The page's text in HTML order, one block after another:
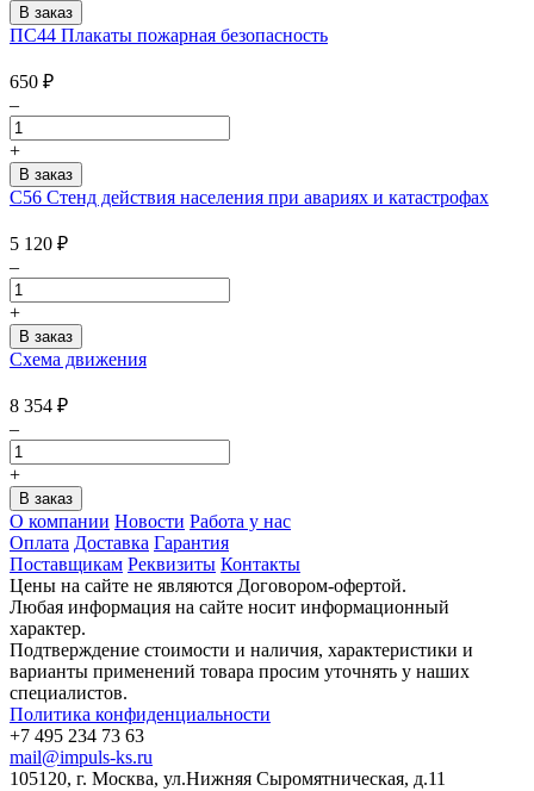
ПС44 Плакаты пожарная безопасность
650 ₽
–
+
С56 Стенд действия населения при авариях и катастрофах
5 120 ₽
–
+
Схема движения
8 354 ₽
–
+
О компании Новости Работа у нас
Оплата Доставка Гарантия
Поставщикам Реквизиты Контакты
Цены на сайте не являются Договором-офертой.
Любая информация на сайте носит информационный
характер.
Подтверждение стоимости и наличия, характеристики и
варианты применений товара просим уточнять у наших
специалистов.
Политика конфиденциальности
+7 495 234 73 63
mail@impuls-ks.ru
105120, г. Москва, ул.Нижняя Сыромятническая, д.11